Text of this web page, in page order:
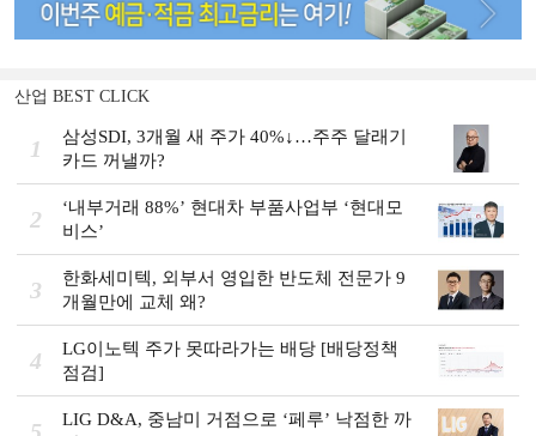
산업 BEST CLICK
1
삼성SDI, 3개월 새 주가 40%↓…주주 달래기
카드 꺼낼까?
2
‘내부거래 88%ʼ 현대차 부품사업부 ‘현대모
비스ʼ
3
한화세미텍, 외부서 영입한 반도체 전문가 9
개월만에 교체 왜?
4
LG이노텍 주가 못따라가는 배당 [배당정책
점검]
5
LIG D&A, 중남미 거점으로 ‘페루’ 낙점한 까